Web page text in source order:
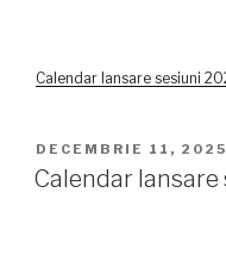
Calendar lansare sesiuni
POSTED
ON
DECEMBRIE 11, 2025
Calendar